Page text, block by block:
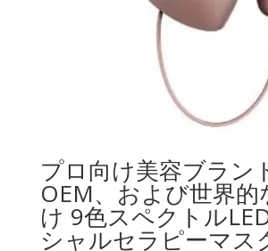
プロ向け美容ブラン
OEM、および世界的
け 9色スペクトル
シャルセラピーマス